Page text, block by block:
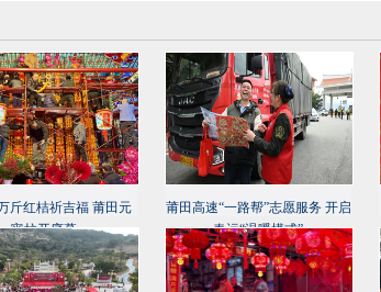
斤红桔祈吉福 莆田元
宵拉开序幕
莆田高速“一路帮”志愿服务 开启
春运“温暖模式”